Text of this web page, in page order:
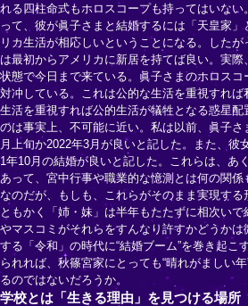
れる四柱命式もホロスコープも持ってはいな
って、彼が眞子さまと結婚するには「天皇家
リカ生活が相応しいということになる。した
は最初からアメリカに新居を持てば良い。実
状態で今日まで来ている。眞子さまのホロス
対冲している。これは公的な生活を重視すれ
生活を重視すれば公的生活が犠牲となる惑星配
のは事実上、不可能に近い。私は以前、眞子
月上旬か2022年3月が良いと記した。また、彼
1年10月の結婚が良いと記した。これらは、あ
あって、宮中行事や職業的な憶測とは何の関
なのだが、もしも、これらがそのまま実現す
ともかく「姉・妹」は半年もたたずに相次い
やマスコミがそれらをすんなり許すかどうかは
する「令和」の時代に“結婚ブーム”を巻き起こ
られれば、秋篠宮家にとっても“晴れがましい
るのではないだろうか。
学校とは「生きる理由」を見つける場所